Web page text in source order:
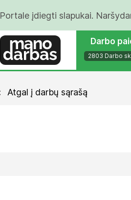
Portale įdiegti slapukai.
Darbo
2803 Darbo
Atgal į darbų sąrašą